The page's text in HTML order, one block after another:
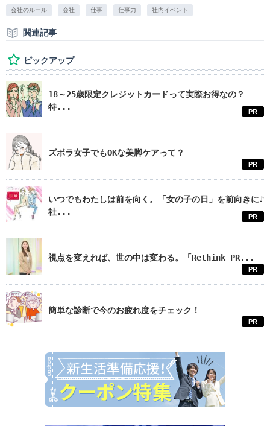
会社のルール 会社 仕事 仕事力 社内イベント
関連記事
ピックアップ
18～25歳限定クレジットカードって実際お得なの？
特...
PR
ズボラ女子でもOKな美脚ケアって？
PR
いつでもわたしは前を向く。「女の子の日」を前向きに♪
社...
PR
視点を変えれば、世の中は変わる。「Rethink PR...
PR
簡単な診断で今のお疲れ度をチェック！
PR